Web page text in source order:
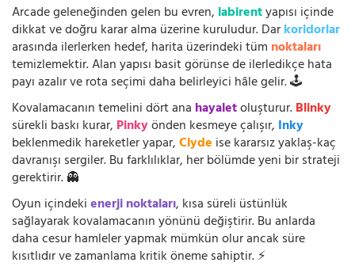
Arcade geleneğinden gelen bu evren, labirentyapısı içinde
dikkat ve doğru karar alma üzerine kuruludur. Darkoridorlar
arasında ilerlerken hedef, harita üzerindeki tüm noktaları
temizlemektir. Alan yapısı basit görünse de ilerledikçe hata
payı azalır ve rota seçimi daha belirleyici hâle gelir. 🕹️
Kovalamacanın temelini dört ana hayaletoluşturur.Blinky
sürekli baskı kurar, Pinkyönden kesmeye çalışır, Inky
beklenmedik hareketler yapar,Clyde ise kararsız yaklaş-kaç
davranışı sergiler. Bu farklılıklar, her bölümde yeni bir strateji
gerektirir. 👻
Oyun içindekienerji noktaları, kısa süreli üstünlük
sağlayarak kovalamacanın yönünü değiştirir. Bu anlarda
daha cesur hamleler yapmak mümkün olur ancak süre
kısıtlıdır ve zamanlama kritik öneme sahiptir. ⚡